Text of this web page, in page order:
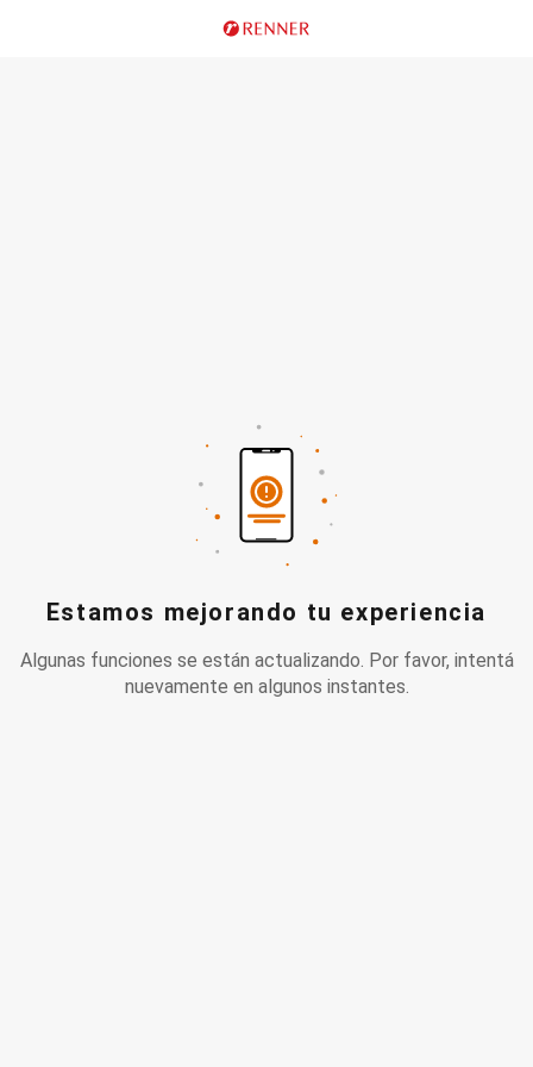
Estamos mejorando tu experiencia
Algunas funciones se están actualizando. Por favor, intentá
nuevamente en algunos instantes.